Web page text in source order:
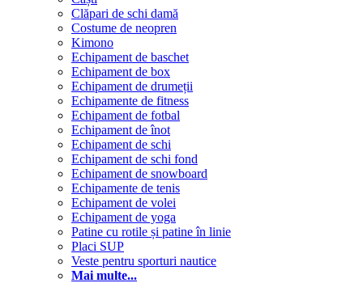
Clăpari de schi damă
Costume de neopren
Kimono
Echipament de baschet
Echipament de box
Echipament de drumeții
Echipamente de fitness
Echipament de fotbal
Echipament de înot
Echipament de schi
Echipament de schi fond
Echipament de snowboard
Echipamente de tenis
Echipament de volei
Echipament de yoga
Patine cu rotile și patine în linie
Placi SUP
Veste pentru sporturi nautice
Mai multe...